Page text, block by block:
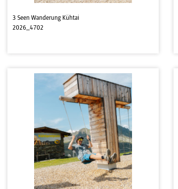
3 Seen Wanderung Kühtai
2026_4702